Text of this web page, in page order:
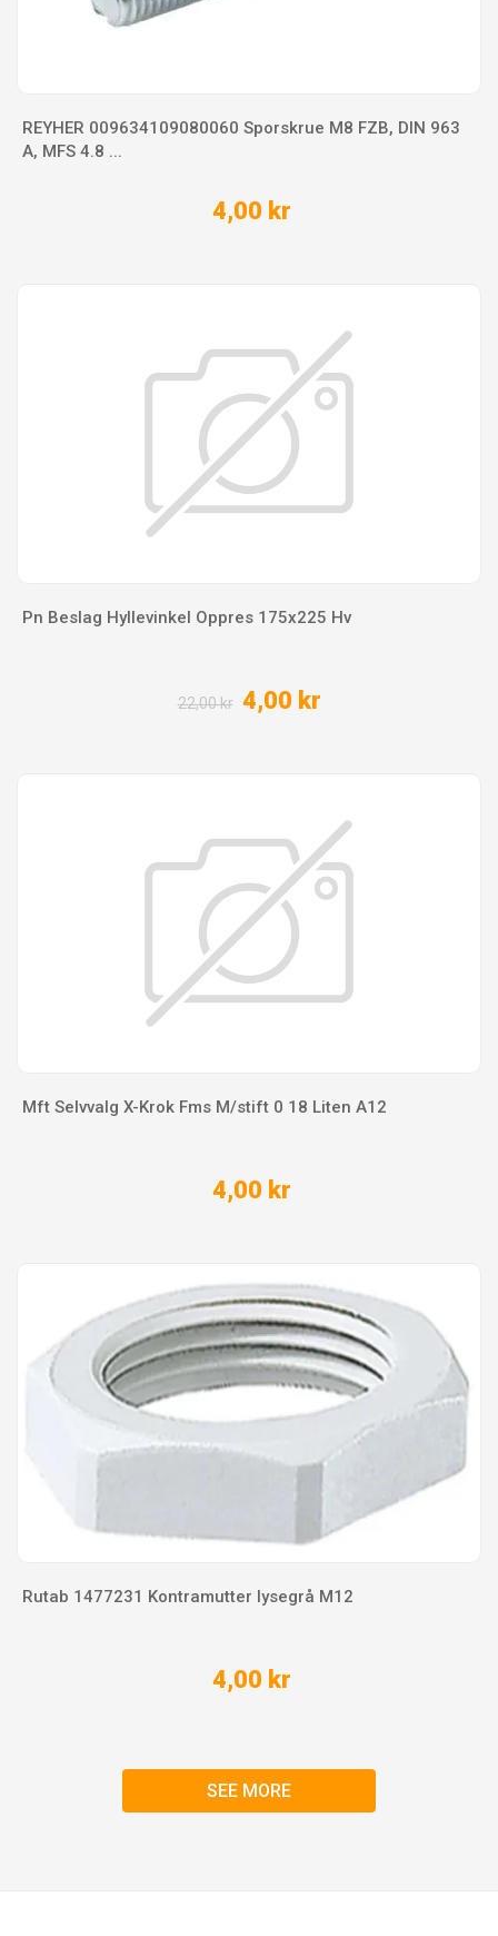
REYHER 009634109080060 Sporskrue M8 FZB, DIN 963
A, MFS 4.8 ...
4,00 kr
Pn Beslag Hyllevinkel Oppres 175x225 Hv
22,00 kr 4,00 kr
Mft Selvvalg X-Krok Fms M/stift 0 18 Liten A12
4,00 kr
Rutab 1477231 Kontramutter lysegrå M12
4,00 kr
SEE MORE